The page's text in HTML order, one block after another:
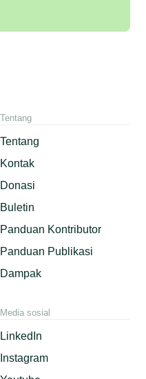
Tentang
Tentang
Kontak
Donasi
Buletin
Panduan Kontributor
Panduan Publikasi
Dampak
Media sosial
LinkedIn
Instagram